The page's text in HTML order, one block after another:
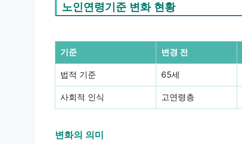
노인연령기준 변화 현황
기준 변경 전
법적 기준 65세
사회적 인식 고연령층
변화의 의미